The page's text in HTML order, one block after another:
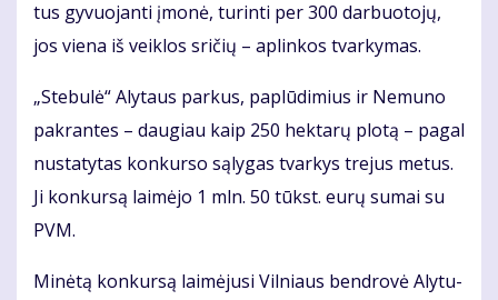
tus gy­vuo­jan­ti įmo­nė, tu­rin­ti per 300 dar­buo­to­jų,
jos vie­na iš veik­los sri­čių – ap­lin­kos tvar­ky­mas.
„Ste­bu­lė“ Aly­taus par­kus, pa­plū­di­mius ir Ne­mu­no
pa­kran­tes – dau­giau kaip 250 hek­ta­rų plo­tą – pa­gal
nu­sta­ty­tas kon­kur­so są­ly­gas tvar­kys tre­jus me­tus.
Ji kon­kur­są lai­mė­jo 1 mln. 50 tūkst. eu­rų su­mai su
PVM.
Mi­nė­tą kon­kur­są lai­mė­ju­si Vil­niaus ben­dro­vė Aly­tu­